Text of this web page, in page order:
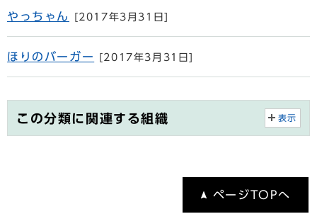
やっちゃん [2017年3月31日]
ほりのバーガー [2017年3月31日]
この分類に関連する組織 表示
ページTOPへ